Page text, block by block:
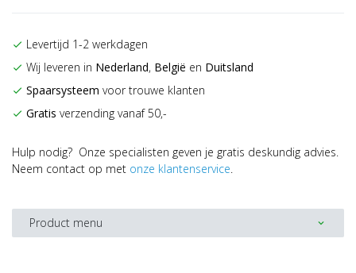
check Levertijd 1-2 werkdagen
check Wij leveren in Nederland, België en Duitsland
check Spaarsysteem voor trouwe klanten
check Gratis verzending vanaf 50,-
Hulp nodig? Onze specialisten geven je gratis deskundig advies.
Neem contact op met onze klantenservice.
Product menu expand_more